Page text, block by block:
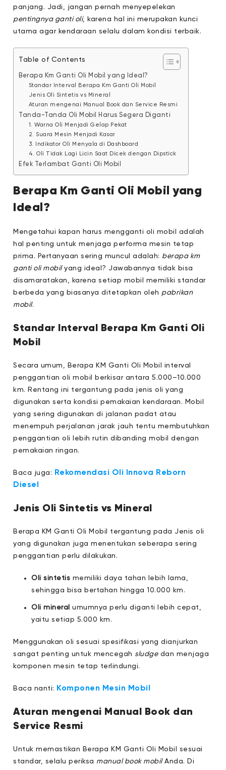
panjang. Jadi, jangan pernah menyepelekan
pentingnya ganti oli, karena hal ini merupakan kunci
utama agar kendaraan selalu dalam kondisi terbaik.
Table of Contents
Berapa Km Ganti Oli Mobil yang Ideal?
Standar Interval Berapa Km Ganti Oli Mobil
Jenis Oli Sintetis vs Mineral
Aturan mengenai Manual Book dan Service Resmi
Tanda-Tanda Oli Mobil Harus Segera Diganti
1. Warna Oli Menjadi Gelap Pekat
2. Suara Mesin Menjadi Kasar
3. Indikator Oli Menyala di Dashboard
4. Oli Tidak Lagi Licin Saat Dicek dengan Dipstick
Efek Terlambat Ganti Oli Mobil
Berapa Km Ganti Oli Mobil yang
Ideal?
Mengetahui kapan harus mengganti oli mobil adalah
hal penting untuk menjaga performa mesin tetap
prima. Pertanyaan sering muncul adalah: berapa km
ganti oli mobilyang ideal? Jawabannya tidak bisa
disamaratakan, karena setiap mobil memiliki standar
berbeda yang biasanya ditetapkan oleh pabrikan
mobil.
Standar Interval Berapa Km Ganti Oli
Mobil
Secara umum, Berapa KM Ganti Oli Mobil interval
penggantian oli mobil berkisar antara 5.000–10.000
km. Rentang ini tergantung pada jenis oli yang
digunakan serta kondisi pemakaian kendaraan. Mobil
yang sering digunakan di jalanan padat atau
menempuh perjalanan jarak jauh tentu membutuhkan
penggantian oli lebih rutin dibanding mobil dengan
pemakaian ringan.
Baca juga: Rekomendasi Oli Innova Reborn
Diesel
Jenis Oli Sintetis vs Mineral
Berapa KM Ganti Oli Mobil tergantung pada Jenis oli
yang digunakan juga menentukan seberapa sering
penggantian perlu dilakukan.
Oli sintetis memiliki daya tahan lebih lama,
sehingga bisa bertahan hingga 10.000 km.
Oli mineral umumnya perlu diganti lebih cepat,
yaitu setiap 5.000 km.
Menggunakan oli sesuai spesifikasi yang dianjurkan
sangat penting untuk mencegah sludgedan menjaga
komponen mesin tetap terlindungi.
Baca nanti: Komponen Mesin Mobil
Aturan mengenai Manual Book dan
Service Resmi
Untuk memastikan Berapa KM Ganti Oli Mobil sesuai
standar, selalu periksa manual book mobilAnda. Di